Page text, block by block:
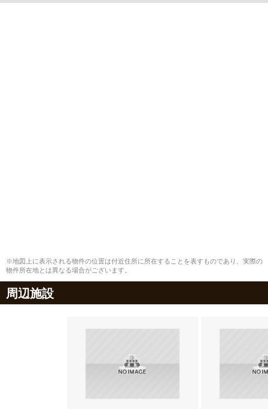
※地図上に表示される物件の位置は付近住所に所在することを表すものであり、実際の
物件所在地とは異なる場合がございます。
周辺施設